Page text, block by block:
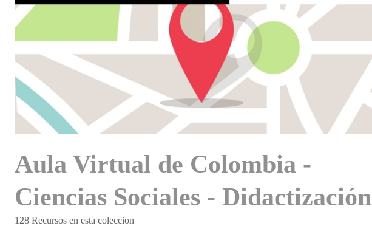
Aula Virtual de Colombia -
Ciencias Sociales - Didactización
128 Recursos en esta coleccion